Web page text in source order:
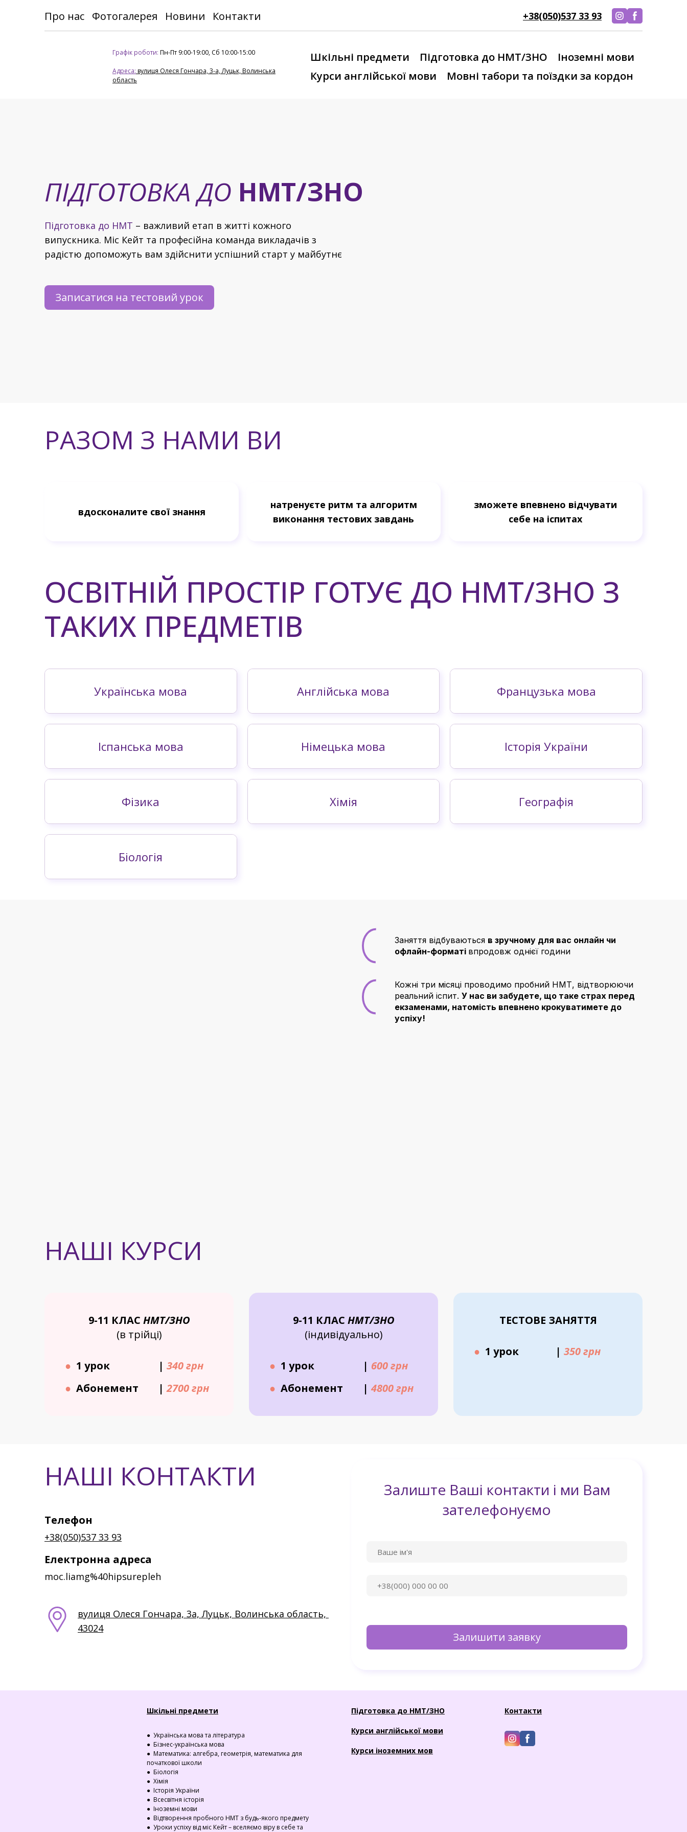
Про нас Фотогалерея Новини Контакти +38(050)537 33 93
Графік роботи: Пн-Пт 9:00-19:00, Сб 10:00-15:00
Адреса: вулиця Олеся Гончара, 3-а, Луцьк, Волинська
область
Шкільні предмети Підготовка до НМТ/ЗНО
Іноземні мови
Курси англійської мови
Мовні табори та поїздки за кордон
ПІДГОТОВКА ДО НМТ/ЗНО
Підготовка до НМТ – важливий етап в житті кожного
випускника. Міс Кейт та професійна команда викладачів з
радістю допоможуть вам здійснити успішний старт y майбутнє
Записатися на тестовий урок
РАЗОМ З НАМИ ВИ
вдосконалите свої знання
натренуєте ритм та алгоритм
виконання тестових завдань
зможете впевнено відчувати
себе на іспитах
ОСВІТНІЙ ПРОСТІР ГОТУЄ ДО НМТ/ЗНО З
ТАКИХ ПРЕДМЕТІВ
Українська мова Англійська мова Французька мова
Іспанська мова Німецька мова Історія України
Фізика Хімія Географія
Біологія
Заняття відбуваються в зручному для вас онлайн чи
офлайн-форматі впродовж однієї години
Кожні три місяці проводимо пробний НМТ, відтворюючи
реальний іспит. У нас ви забудете, що таке страх перед
екзаменами, натомість впевнено крокуватимете до
успіху!
НАШІ КУРСИ
9-11 КЛАС НМТ/ЗНО
(в трійці)
● 1 урок | 340 грн
● Абонемент | 2700 грн
9-11 КЛАС НМТ/ЗНО
(індивідуально)
● 1 урок | 600 грн
● Абонемент | 4800 грн
ТЕСТОВЕ ЗАНЯТТЯ
● 1 урок | 350 грн
НАШІ КОНТАКТИ
Телефон
+38(050)537 33 93
Електронна адреса
moc.liamg%40hipsurepleh
вулиця Олеся Гончара, 3а, Луцьк, Волинська область,
43024
Залиште Ваші контакти і ми Вам
зателефонуємо
Залишити заявку
Шкільні предмети
● Українська мова та література
● Бізнес-українська мова
● Математика: алгебра, геометрія, математика для
початкової школи
● Біологія
● Хімія
● Історія України
● Всесвітня історія
● Іноземні мови
● Відтворення пробного НМТ з будь-якого предмету
● Уроки успіху від міс Кейт – вселяємо віру в себе та
Підготовка до НМТ/ЗНО
Курси англійської мови
Курси іноземних мов
Контакти